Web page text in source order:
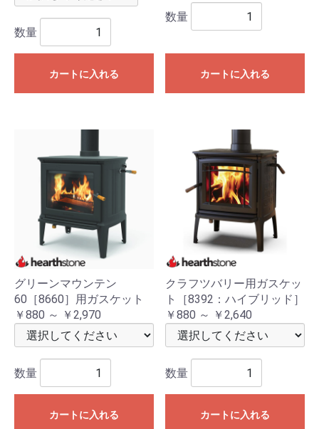
数量
カートに入れる
数量
カートに入れる
グリーンマウンテン
60［8660］用ガスケット
￥880 ～ ￥2,970
数量
カートに入れる
クラフツバリー用ガスケッ
ト［8392：ハイブリッド］
￥880 ～ ￥2,640
数量
カートに入れる